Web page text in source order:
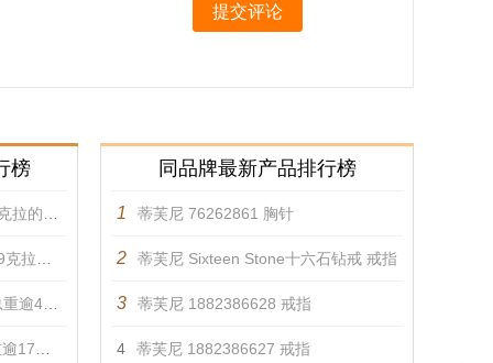
提交评论
榜
耳环 耳饰
环 耳饰
耳环 耳饰
环 耳饰
同品牌最新产品排行榜
1 蒂芙尼 76262861 胸针
2 蒂芙尼 Sixteen Stone十六石钻戒 戒指
3 蒂芙尼 1882386628 戒指
4 蒂芙尼 1882386627 戒指